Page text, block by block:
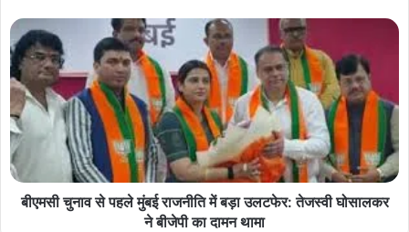
बीएमसी चुनाव से पहले मुंबई राजनीति में बड़ा उलटफेर: तेजस्वी घोसालकर
ने बीजेपी का दामन थामा